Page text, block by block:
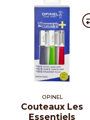
OPINEL
Couteaux Les
Essentiels